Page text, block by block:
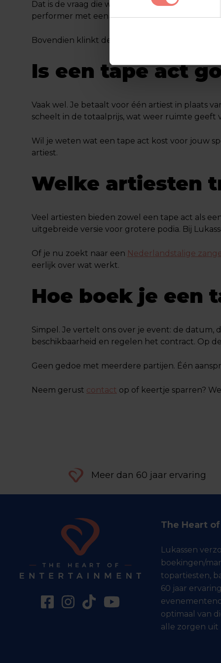
Dat is de vraag die we het vaakst krijgen. En
performer met een goede stem en
Bovendien klinkt de muziek exact zoals het
Is een tape act
Vaak wel. Je betaalt voor één artiest in plaats
scheelt in de totaalprijs, wat weer ruimte geeft
Wil je weten wat een tape act kost voor jouw
artiest.
Welke artiesten
Veel artiesten bieden zowel een tape act als
uitgebreide versie voor grotere podia. Bij
Of je nu zoekt naar een Nederlandstalige
eerlijk over wat werkt.
Hoe boek je een
Simpel. Je vertelt ons over je event: de
beschikbaarheid en regelen het contract. Op
Geen gedoe met meerdere partijen. Één
Neem gerust contact op of keertje sparren?
Meer dan 60 jaar ervaring
The Heart
Lukassen
boekingen/
topartiesten,
60 jaar
optimaal van
alle zorgen uit